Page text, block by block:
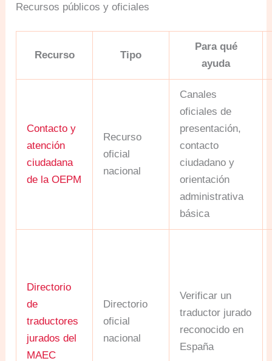
Recursos públicos y oficiales
Recurso Tipo
Para qué
ayuda
Contacto y
atención
ciudadana
de la OEPM
Recurso
oficial
nacional
Canales
oficiales de
presentación,
contacto
ciudadano y
orientación
administrativa
básica
Directorio
de
traductores
jurados del
MAEC
Directorio
oficial
nacional
Verificar un
traductor jurado
reconocido en
España